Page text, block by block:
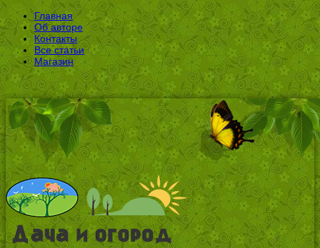
Главная
Об авторе
Контакты
Все статьи
Магазин